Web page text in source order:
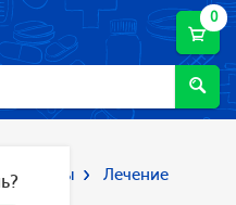
0
и БАДы
Лечение